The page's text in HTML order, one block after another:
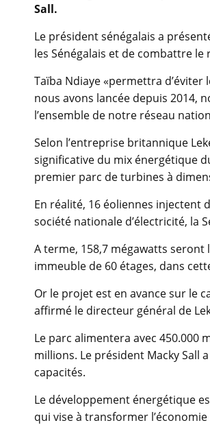
Sall.
Le président sénégalais a
les Sénégalais et de combattre
Taïba Ndiaye «permettra
nous avons lancée depuis 2014,
l’ensemble de notre réseau
Selon l’entreprise britannique
significative du mix énergétique
premier parc de turbines à
En réalité, 16 éoliennes injectent
société nationale d’électricité, la
A terme, 158,7 mégawatts seront
immeuble de 60 étages, dans
Or le projet est en avance sur le
affirmé le directeur général de
Le parc alimentera avec 450.000
millions. Le président Macky Sall
capacités.
Le développement énergétique
qui vise à transformer